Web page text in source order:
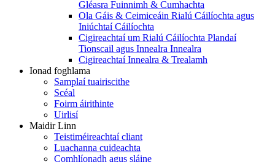
Gléasra Fuinnimh & Cumhachta
Ola Gáis & Ceimiceáin Rialú Cáilíochta agus
Iniúchtaí Cáilíochta
Cigireachtaí um Rialú Cáilíochta Plandaí
Tionscail agus Innealra Innealra
Cigireachtaí Innealra & Trealamh
Ionad foghlama
Samplaí tuairiscithe
Scéal
Foirm áirithinte
Uirlisí
Maidir Linn
Teistiméireachtaí cliant
Luachanna cuideachta
Comhlíonadh agus sláine